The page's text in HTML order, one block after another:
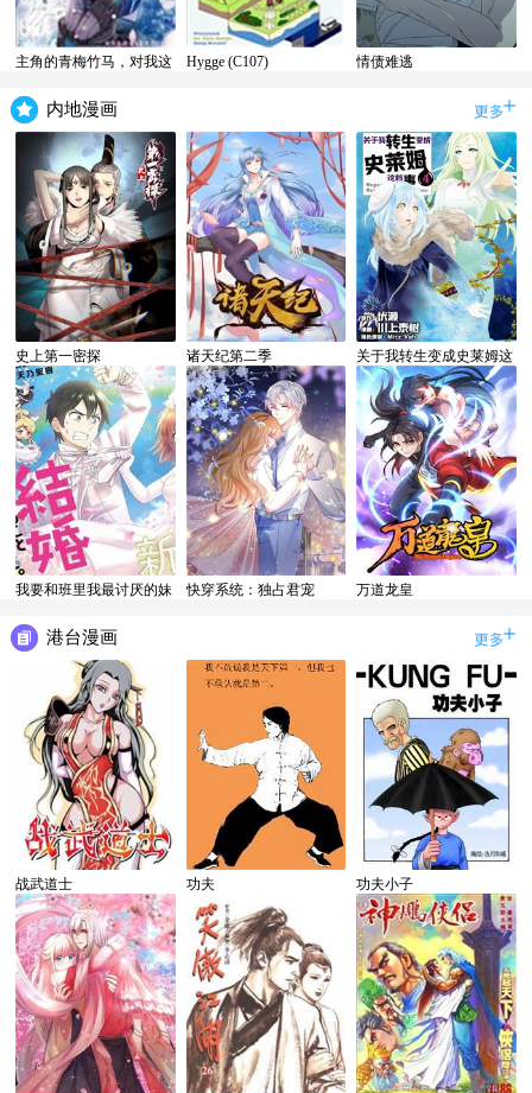
主角的青梅竹马，对我这
Hygge (C107) 情债难逃
内地漫画
史上第一密探 诸天纪第二季
关于我转生变成史莱姆这
档事
我要和班里我最讨厌的妹
快穿系统：独占君宠 万道龙皇
港台漫画
战武道士 功夫 功夫小子